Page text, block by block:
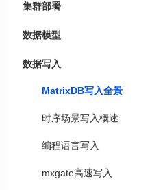
集群部署
数据模型
数据写入
MatrixDB写入全景
时序场景写入概述
编程语言写入
mxgate高速写入